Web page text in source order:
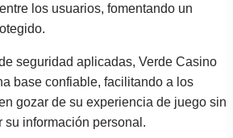
los usuarios, fomentando un
seguridad aplicadas, Verde Casino
base confiable, facilitando a los
gozar de su experiencia de juego sin
su información personal.